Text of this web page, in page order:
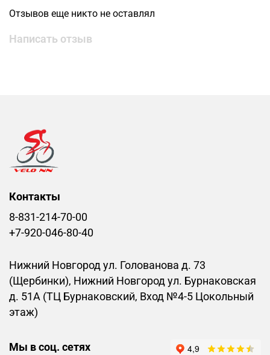
Отзывов еще никто не оставлял
Написать отзыв
Контакты
8-831-214-70-00
+7-920-046-80-40
Нижний Новгород ул. Голованова д. 73
(Щербинки), Нижний Новгород ул. Бурнаковская
д. 51А (ТЦ Бурнаковский, Вход №4-5 Цокольный
этаж)
Мы в соц. сетях